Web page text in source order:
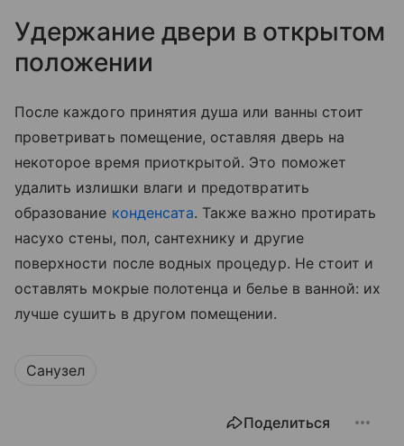
Удержание двери в открытом
положении
После каждого принятия душа или ванны стоит
проветривать помещение, оставляя дверь на
некоторое время приоткрытой. Это поможет
удалить излишки влаги и предотвратить
образование конденсата. Также важно протирать
насухо стены, пол, сантехнику и другие
поверхности после водных процедур. Не стоит и
оставлять мокрые полотенца и белье в ванной: их
лучше сушить в другом помещении.
Санузел
Поделиться